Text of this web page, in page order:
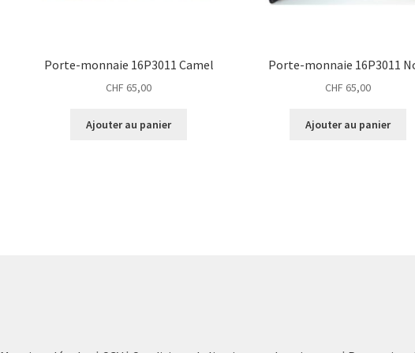
Porte-monnaie 16P3011 Camel
CHF 65,00
Ajouter au panier
Porte-monnaie 16P3011
CHF 65,00
Ajouter au panier